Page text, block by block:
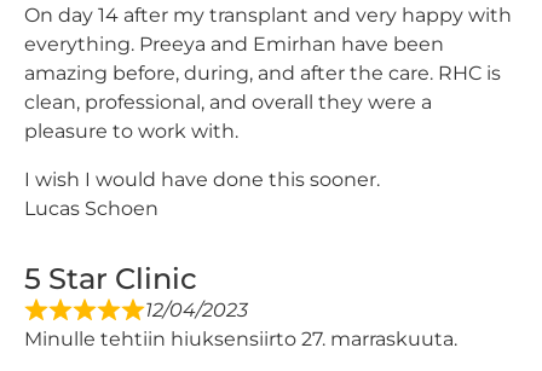
On day 14 after my transplant and very happy with
everything. Preeya and Emirhan have been
amazing before, during, and after the care. RHC is
clean, professional, and overall they were a
pleasure to work with.
I wish I would have done this sooner.
Lucas Schoen
5 Star Clinic
12/04/2023
Minulle tehtiin hiuksensiirto 27. marraskuuta.